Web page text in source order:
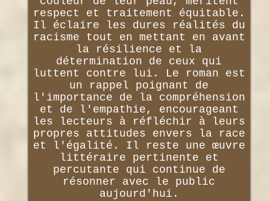
respect et traitement équitable.
Il éclaire les dures réalités du
racisme tout en mettant en avant
la résilience et la
détermination de ceux qui
luttent contre lui. Le roman est
un rappel poignant de
l'importance de la compréhension
et de l'empathie, encourageant
les lecteurs à réfléchir à leurs
propres attitudes envers la race
et l'égalité. Il reste une œuvre
littéraire pertinente et
percutante qui continue de
résonner avec le public
aujourd'hui.